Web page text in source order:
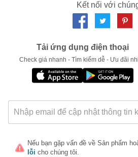
Kết nối với
Tải ứng dụng điện thoại
Check giá nhanh - Tìm kiếm dễ - Ưu đãi
Nếu bạn gặp vấn đề về Sản phẩm
lỗi cho chúng tôi.